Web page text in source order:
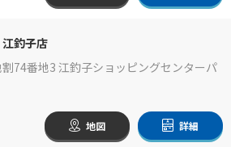
釣子店
74番地3 江釣子ショッピングセンターパ
地図 詳細